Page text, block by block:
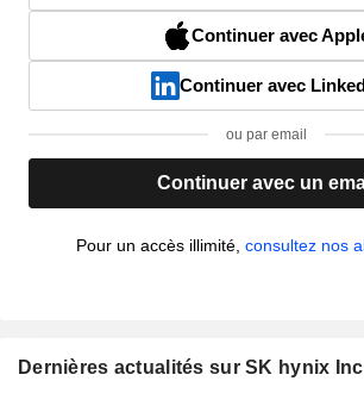
Continuer avec
Continuer avec
ou par email
Continuer avec un
Pour un accès illimité, consultez nos
Dernières actualités sur SK hynix